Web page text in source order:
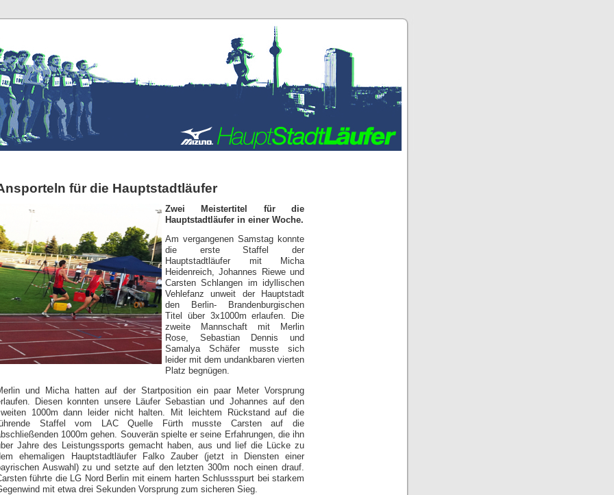
für die Hauptstadtläufer
Zwei Meistertitel für die
Hauptstadtläufer in einer Woche.
Am vergangenen Samstag konnte
die erste Staffel der
Hauptstadtläufer mit Micha
Heidenreich, Johannes Riewe und
Carsten Schlangen im idyllischen
Vehlefanz unweit der Hauptstadt
den Berlin- Brandenburgischen
Titel über 3x1000m erlaufen. Die
zweite Mannschaft mit Merlin
Rose, Sebastian Dennis und
Samalya Schäfer musste sich
leider mit dem undankbaren vierten
Platz begnügen.
und Micha hatten auf der Startposition ein paar Meter Vorsprung
Diesen konnten unsere Läufer Sebastian und Johannes auf den
1000m dann leider nicht halten. Mit leichtem Rückstand auf die
Staffel vom LAC Quelle Fürth musste Carsten auf die
1000m gehen. Souverän spielte er seine Erfahrungen, die ihn
Jahre des Leistungssports gemacht haben, aus und lief die Lücke zu
ehemaligen Hauptstadtläufer Falko Zauber (jetzt in Diensten einer
Auswahl) zu und setzte auf den letzten 300m noch einen drauf.
führte die LG Nord Berlin mit einem harten Schlussspurt bei starkem
mit etwa drei Sekunden Vorsprung zum sicheren Sieg.